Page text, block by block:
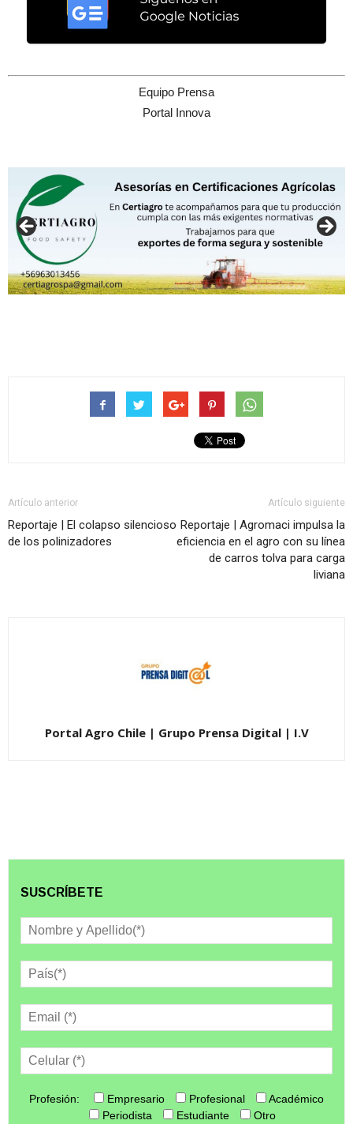
Equipo Prensa
Portal Innova
Artículo anterior
Reportaje | El colapso silencioso
de los polinizadores
Artículo siguiente
Reportaje | Agromaci impulsa la
eficiencia en el agro con su línea
de carros tolva para carga
liviana
Portal Agro Chile | Grupo Prensa Digital | I.V
SUSCRÍBETE
Profesión: Empresario Profesional
Académico
Periodista
Estudiante Otro